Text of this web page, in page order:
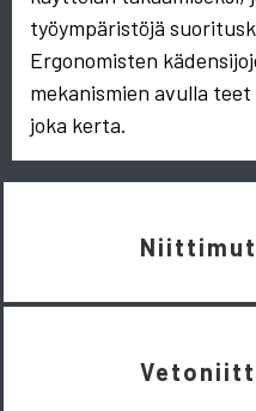
työympäristöjä
Ergonomisten
mekanismien avulla
joka kerta.